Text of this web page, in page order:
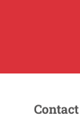
Contact